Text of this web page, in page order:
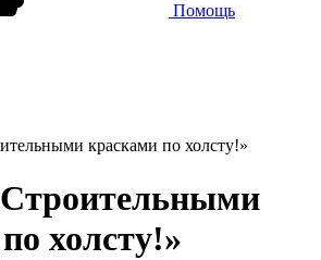
Помощь
красками по холсту!»
холсту!»